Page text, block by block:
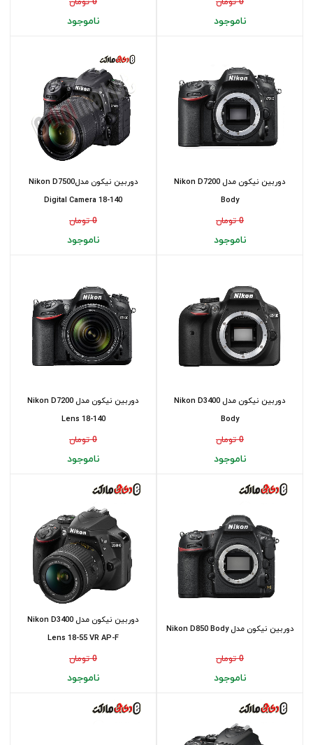
ناموجود ناموجود
دوربین نیکون مدلNikon D7500
Digital Camera 18-140
0 تومان
ناموجود
دوربین نیکون مدل Nikon D7200
Body
0 تومان
ناموجود
دوربین نیکون مدل Nikon D7200
Lens 18-140
0 تومان
ناموجود
دوربین نیکون مدل Nikon D3400
Body
0 تومان
ناموجود
دوربین نیکون مدل Nikon D3400
Lens 18-55 VR AP-F
0 تومان
ناموجود
دوربین نیکون مدل Nikon D850 Body
0 تومان
ناموجود